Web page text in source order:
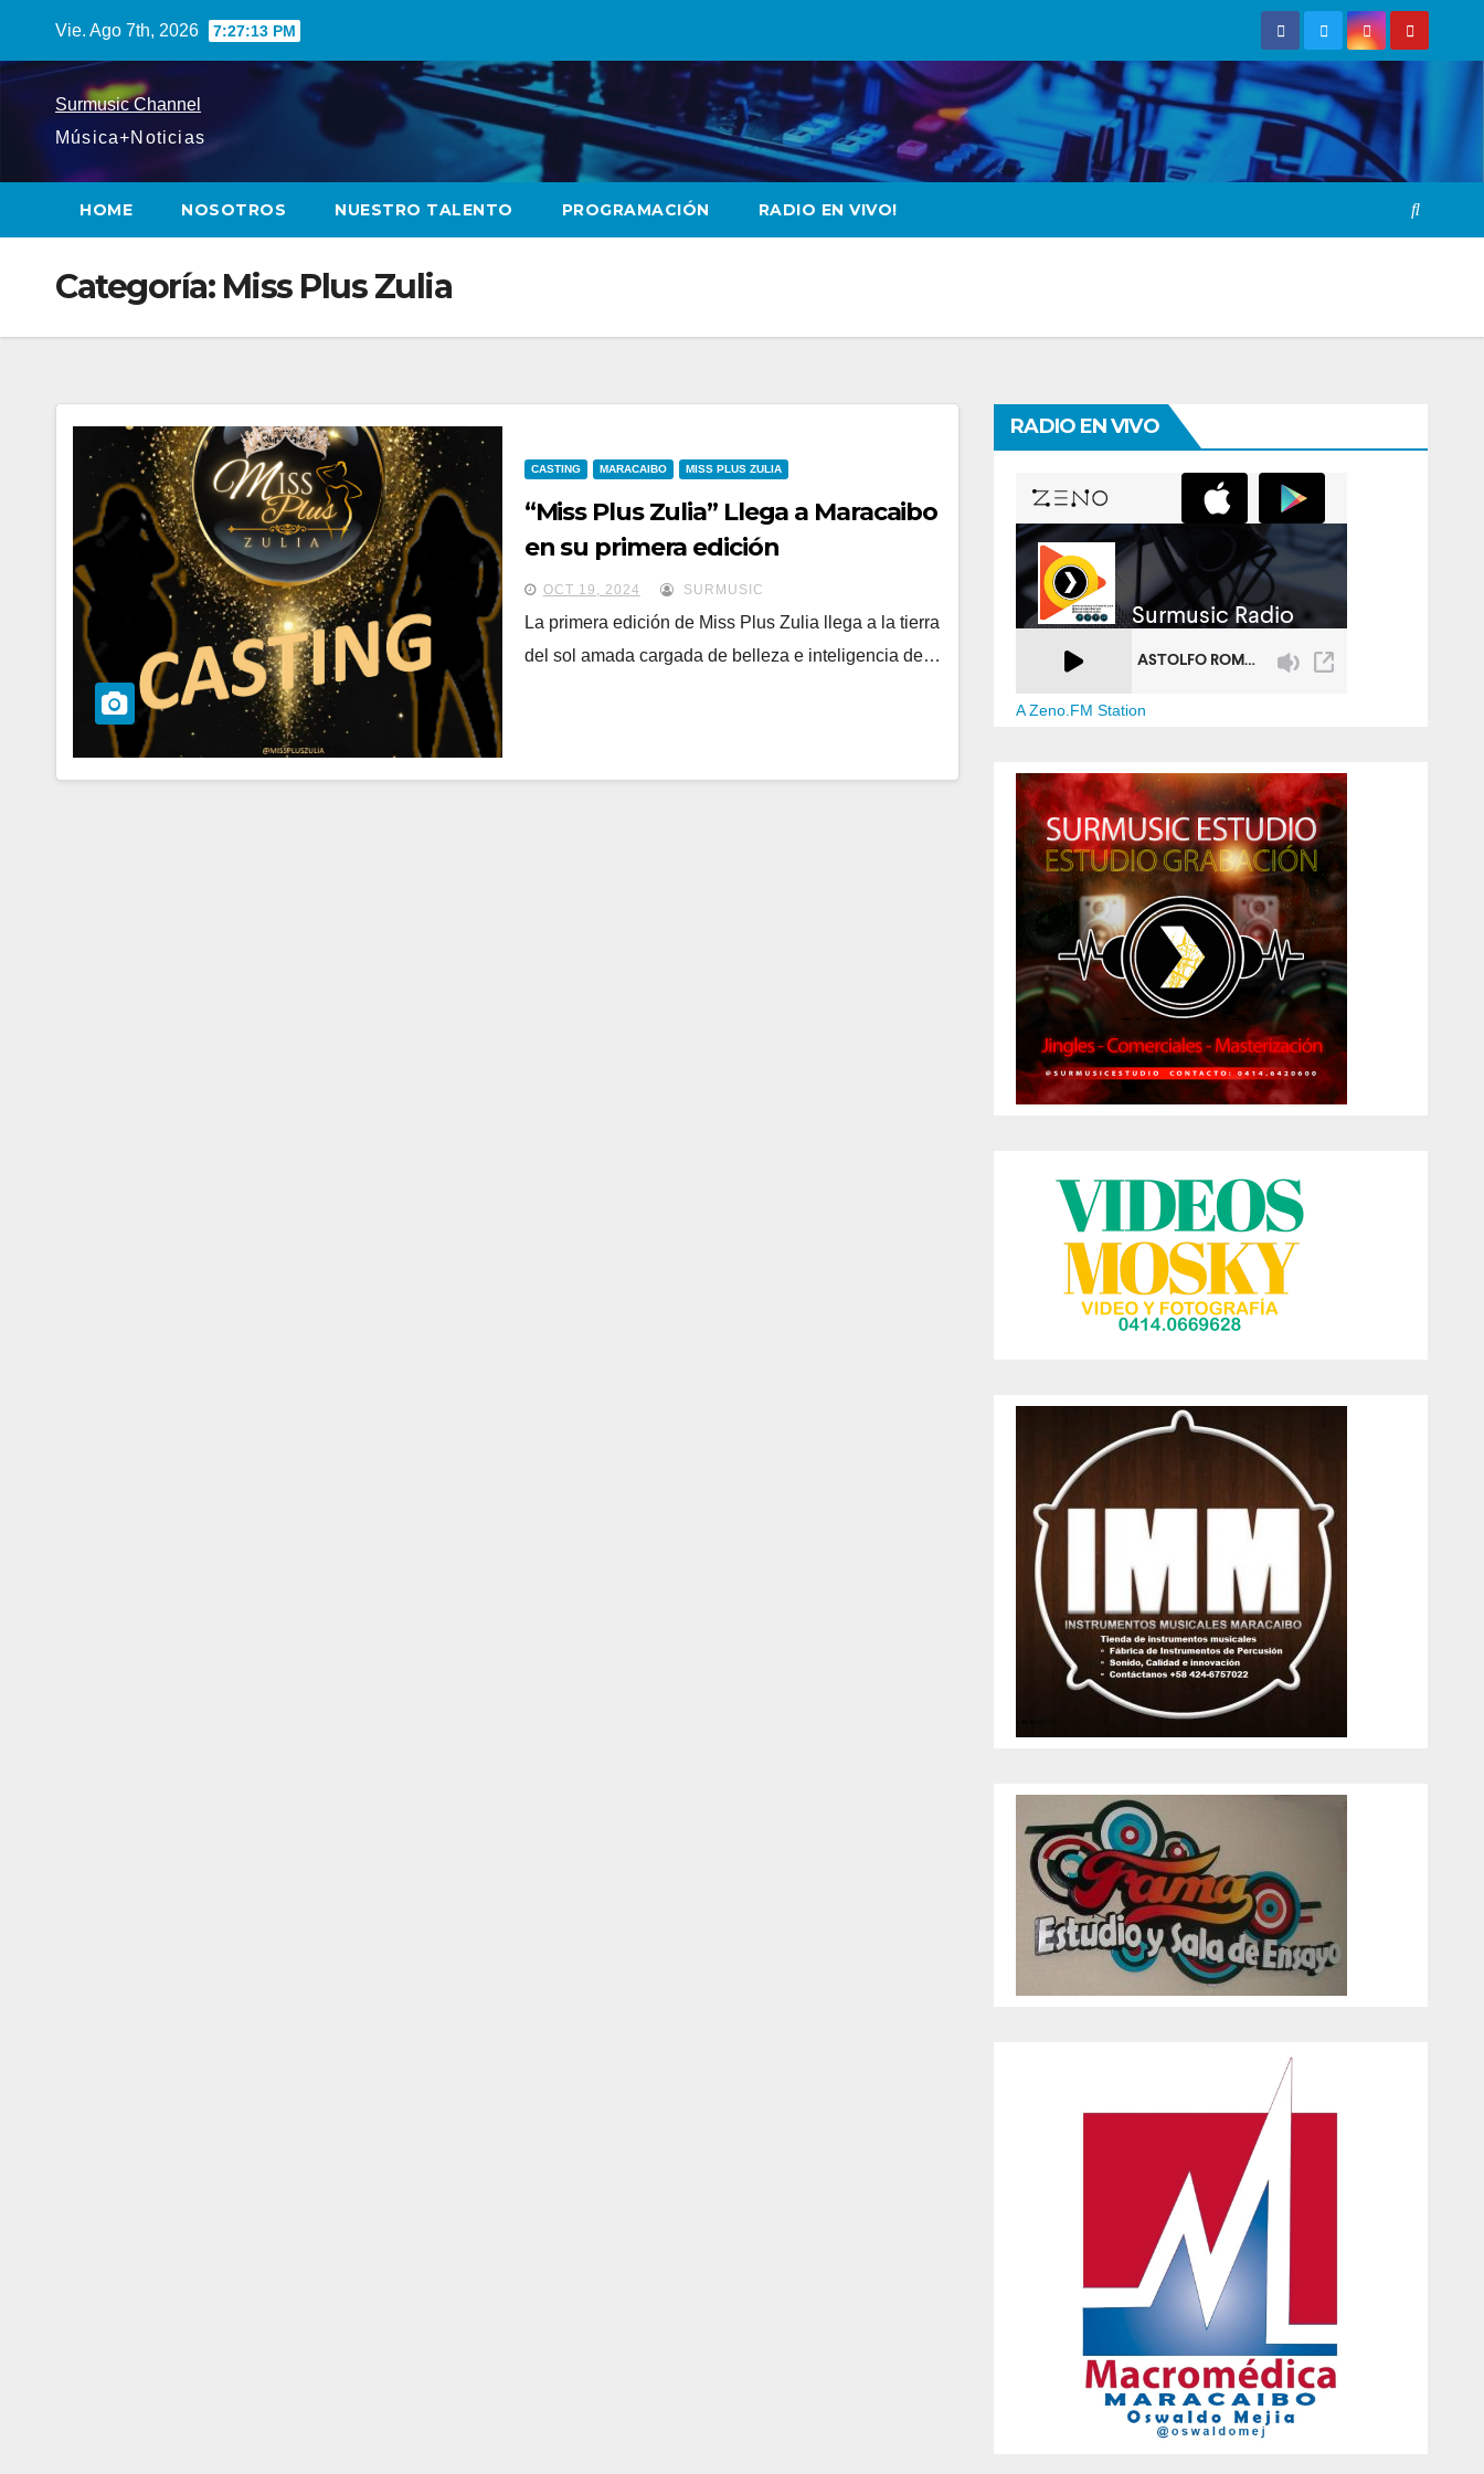
contenido
Vie. Ago 7th, 2026 7:27:14 PM
Surmusic Channel
Música+Noticias
HOME NOSOTROS NUESTRO TALENTO PROGRAMACIÓN RADIO EN VIVO!
Categoría: Miss Plus Zulia
CASTING MARACAIBO MISS PLUS ZULIA
“Miss Plus Zulia” Llega a Maracaibo
en su primera edición
OCT 19, 2024 SURMUSIC
La primera edición de Miss Plus Zulia llega a la tierra
del sol amada cargada de belleza e inteligencia de…
RADIO EN VIVO
A Zeno.FM Station